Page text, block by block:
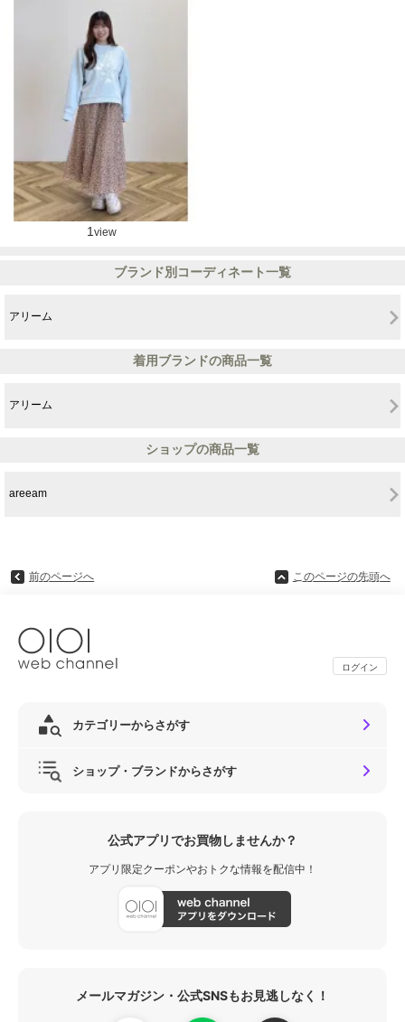
1 view
ブランド別コーディネート一覧
アリーム
着用ブランドの商品一覧
アリーム
ショップの商品一覧
areeam
前のページへ このページの先頭へ
ログイン
カテゴリーからさがす
ショップ・ブランドからさがす
公式アプリでお買物しませんか？
アプリ限定クーポンやおトクな情報を配信中！
メールマガジン・公式SNSもお見逃しなく！